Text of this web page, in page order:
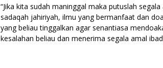
“Jika kita sudah maninggal maka putuslah
sadaqah jahiriyah, ilmu yang bermanfaat dan
yang beliau tinggalkan agar senantiasa
kesalahan beliau dan menerima segala amal